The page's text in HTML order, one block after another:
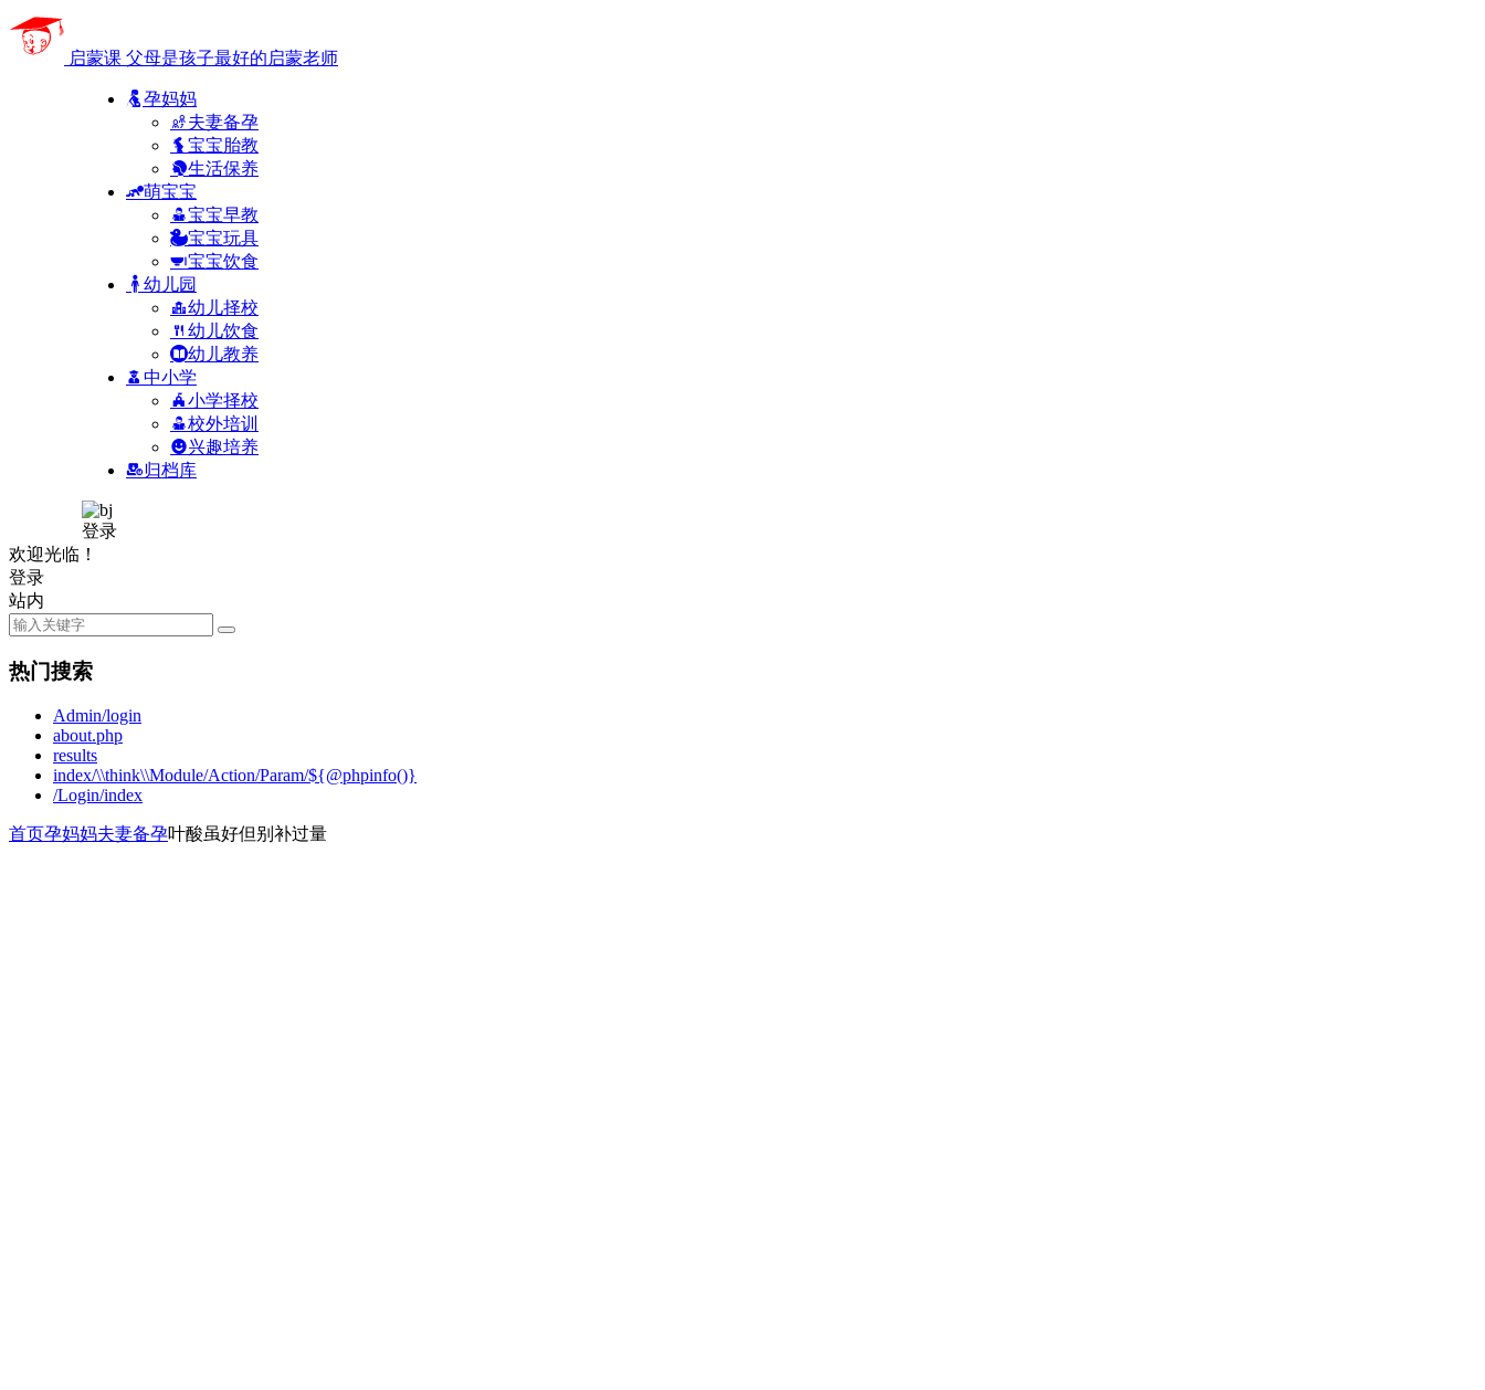
启蒙课 父母是孩子最好的启蒙老师
孕妈妈
夫妻备孕
宝宝胎教
生活保养
萌宝宝
宝宝早教
宝宝玩具
宝宝饮食
幼儿园
幼儿择校
幼儿饮食
幼儿教养
中小学
小学择校
校外培训
兴趣培养
归档库
登录
欢迎光临！
登录
站内
热门搜索
Admin/login
about.php
results
index/\\think\\Module/Action/Param/${@phpinfo()}
/Login/index
首页孕妈妈夫妻备孕叶酸虽好但别补过量